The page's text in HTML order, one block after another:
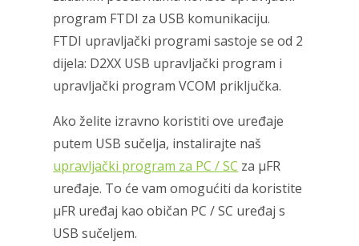
program FTDI za USB komunikaciju.
FTDI upravljački programi sastoje se od 2
dijela: D2XX USB upravljački program i
upravljački program VCOM priključka.
Ako želite izravno koristiti ove uređaje
putem USB sučelja, instalirajte naš
upravljački program za PC / SC za μFR
uređaje. To će vam omogućiti da koristite
μFR uređaj kao običan PC / SC uređaj s
USB sučeljem.